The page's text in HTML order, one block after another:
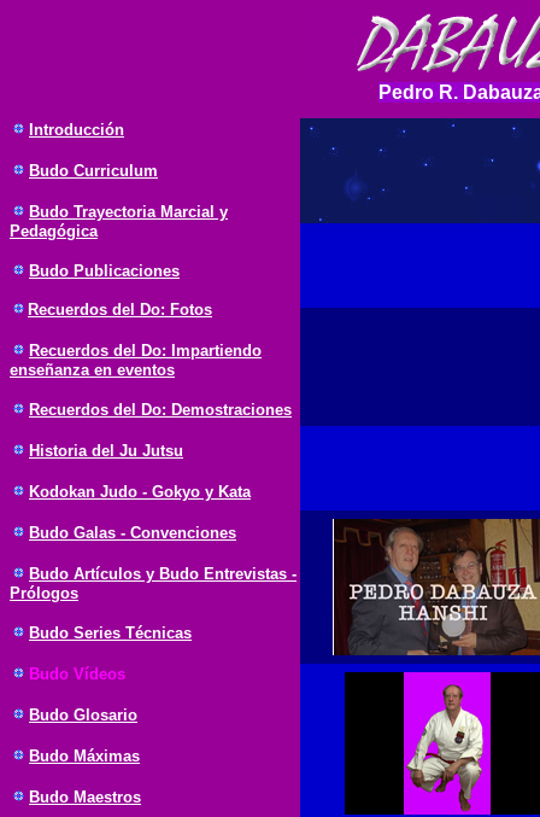
Pedro R.
Introducción
Budo Curriculum
Budo Trayectoria Marcial y
Pedagógica
Budo Publicaciones
Recuerdos del Do: Fotos
Recuerdos del Do: Impartiendo
enseñanza en eventos
Recuerdos del Do: Demostraciones
Historia del Ju Jutsu
Kodokan Judo - Gokyo y Kata
Budo Galas - Convenciones
Budo Artículos y Budo Entrevistas -
Prólogos
Budo Series Técnicas
Budo Vídeos
Budo Glosario
Budo Máximas
Budo Maestros